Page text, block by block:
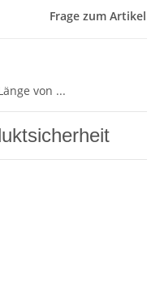
Frage zum Artikel
von ...